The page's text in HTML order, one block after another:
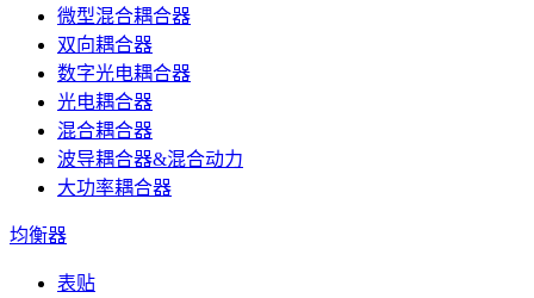
微型混合耦合器
双向耦合器
数字光电耦合器
光电耦合器
混合耦合器
波导耦合器&混合动力
大功率耦合器
均衡器
表贴